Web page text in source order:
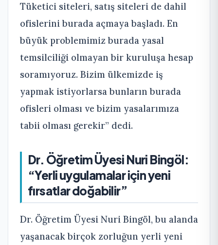
Tüketici siteleri, satış siteleri de dahil
ofislerini burada açmaya başladı. En
büyük problemimiz burada yasal
temsilciliği olmayan bir kuruluşa hesap
soramıyoruz. Bizim ülkemizde iş
yapmak istiyorlarsa bunların burada
ofisleri olması ve bizim yasalarımıza
tabii olması gerekir” dedi.
Dr. Öğretim Üyesi Nuri Bingöl:
“Yerli uygulamalar için yeni
fırsatlar doğabilir”
Dr. Öğretim Üyesi Nuri Bingöl, bu alanda
yaşanacak birçok zorluğun yerli yeni